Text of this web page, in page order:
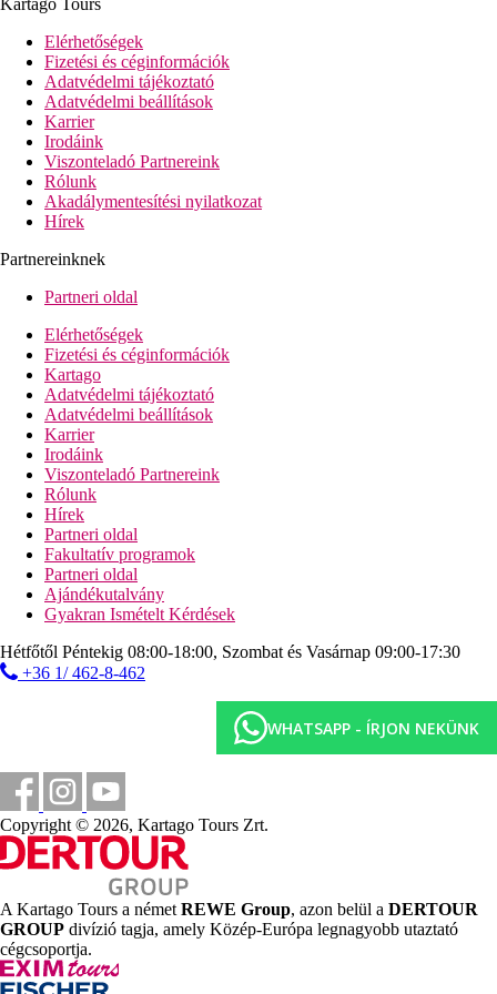
Swim-up-Luxury-szobák - közvetlen kijárattal a külön
Swim-up-Premium-szobák - tágasabb, közvetlen kijárattal
a külön közös medencéhez
Overwater-bungalók - a központi medence körül
elhelyezkedő szobák, terasz napágyakkal, közvetlen
kijárattal a külön közös medencéhez
Island-villák - saját medencével, terasz napágyakkal
Grand Overwater-bungalók - tágasabbak, a központi
medence körül elhelyezkedő szobák, terasz napágyakkal,
pezsgőfürdő, közvetlen kijárattal a külön közös
Szálloda felszereltsége
büféétterem
4 a'la carte-étterem
3 bár
Wi-Fi a szálloda egész területén ingyenesen
kis szupermarket
medence (napágyak, napernyők és törölközők
ingyenesen)
fedett medence
aquapark a közelben 10:00 és 18:00 óra között, térítés
ellenében
Tengerpart
homokos tengerpart
napágyak, napernyők és törölközők ingyenesen
Sport és szórakozás ingyenesen
esti programok
fitneszterem
strandröplabda
foci
Sport és szórakozás térítés ellenében
vízi sportok a strandon (helyi szolgáltatóknál)
Ellátás
Félpanzió vagy All Inclusive. Minden étkezés
büférendszerben. All Inclusive: reggelinél filteres kávé,
tea, víz, gyümölcslé, ebédnél és vacsoránál alkoholmentes
italok, sör és bor, az Utopia lobby-bárban 09:00 és 23:00
óra között helyi alkoholos és alkoholmentes italok, sör,
Kartago Tours
Elérhetőségek
Fizetési és céginformációk
Adatvédelmi tájékoztató
Adatvédelmi beállítások
Karrier
Irodáink
Viszonteladó Partnereink
Rólunk
Akadálymentesítési nyilatkozat
Hírek
Partnereinknek
Partneri oldal
Elérhetőségek
Fizetési és céginformációk
Kartago
Adatvédelmi tájékoztató
Adatvédelmi beállítások
Karrier
Irodáink
Viszonteladó Partnereink
Rólunk
Hírek
Partneri oldal
Fakultatív programok
Partneri oldal
Ajándékutalvány
Gyakran Ismételt Kérdések
Hétfőtől Péntekig 08:00-18:00, Szombat és Vasárnap 09:00-17:30
+36 1/ 462-8-462
WHATSAPP - ÍRJON NEKÜNK
Copyright © 2026, Kartago Tours Zrt.
A Kartago Tours a német REWE Group, azon belül a DERTOUR
GROUP divízió tagja, amely Közép-Európa legnagyobb utaztató
cégcsoportja.